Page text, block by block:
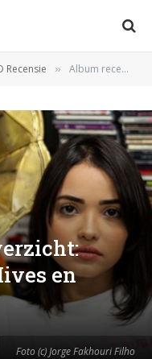
Recensie » Album recensie overzicht: David Byrne, the Hives en meer
Foto (c) Jorge Fakhouri Filho
en